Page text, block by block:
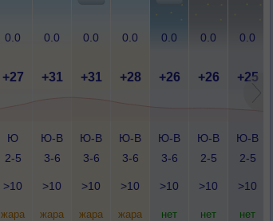
0.0 0.0 0.0 0.0 0.0 0.0 0.0
+27 +31 +31 +28 +26 +26 +25
Ю
2-5
Ю-В
3-6
Ю-В
3-6
Ю-В
3-6
Ю-В
3-6
Ю-В
2-5
Ю-В
2-5
>10 >10 >10 >10 >10 >10 >10
жара жара жара жара нет нет нет